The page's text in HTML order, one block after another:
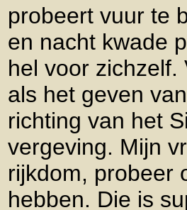
probeert vuur te
en nacht kwade
hel voor
als het geven
richting van het
vergeving. Mijn
rijkdom, probeer
hebben. Die is